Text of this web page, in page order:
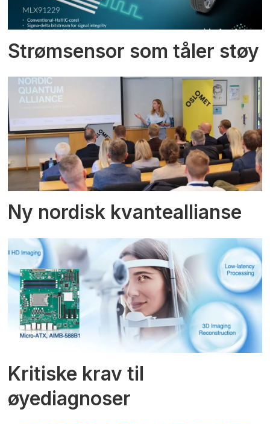
Strømsensor som tåler støy
Ny nordisk kvanteallianse
Kritiske krav til
øyediagnoser